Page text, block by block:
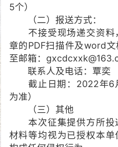
5个）
（二）报送方式：
不接受现场递交资料
章的PDF扫描件及word
至邮箱：
联系人及电话：覃奕
截止日期：2022年6
为准）
（三）其他
本次征集提供方所投
材料等均视为已授权本